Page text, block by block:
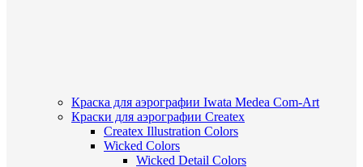
Краска для аэрографии Iwata Medea Com-Art
Краски для аэрографии Createx
Createx Illustration Colors
Wicked Colors
Wicked Detail Colors